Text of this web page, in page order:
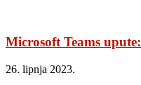
Microsoft Teams
26. lipnja 2023.